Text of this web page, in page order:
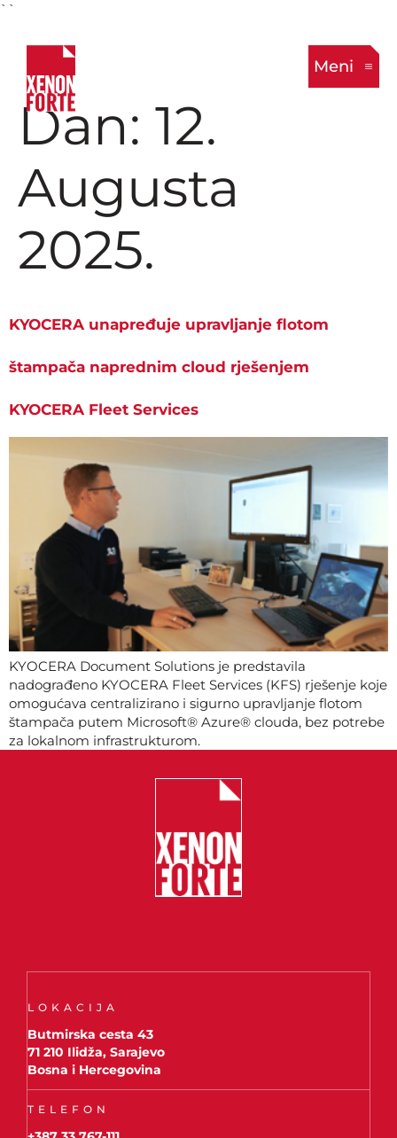
``
Meni
Dan: 12.
Augusta
2025.
KYOCERA unapređuje upravljanje flotom
štampača naprednim cloud rješenjem
KYOCERA Fleet Services
KYOCERA Document Solutions je predstavila
nadograđeno KYOCERA Fleet Services (KFS) rješenje koje
omogućava centralizirano i sigurno upravljanje flotom
štampača putem Microsoft® Azure® clouda, bez potrebe
za lokalnom infrastrukturom.
LOKACIJA
Butmirska cesta 43
71 210 Ilidža, Sarajevo
Bosna i Hercegovina
TELEFON